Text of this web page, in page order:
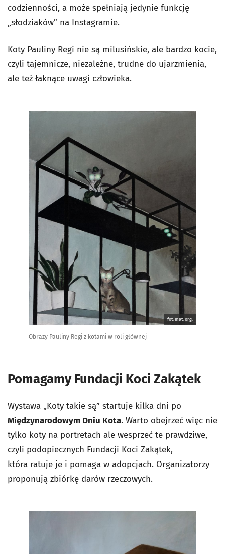
codzienności, a może spełniają jedynie funkcję
„słodziaków” na Instagramie.
Koty Pauliny Regi nie są milusińskie, ale bardzo kocie,
czyli tajemnicze, niezależne, trudne do ujarzmienia,
ale też łaknące uwagi człowieka.
fot. mat. org.
Obrazy Pauliny Regi z kotami w roli głównej
Pomagamy Fundacji Koci Zakątek
Wystawa „Koty takie są” startuje kilka dni po
Międzynarodowym Dniu Kota. Warto obejrzeć więc nie
tylko koty na portretach ale wesprzeć te prawdziwe,
czyli podopiecznych Fundacji Koci Zakątek,
która ratuje je i pomaga w adopcjach. Organizatorzy
proponują zbiórkę darów rzeczowych.